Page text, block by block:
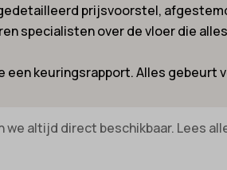
prijsvoorstel,
specialisten over de vloer die
keuringsrapport. Alles gebeurt
altijd direct beschikbaar. Lees